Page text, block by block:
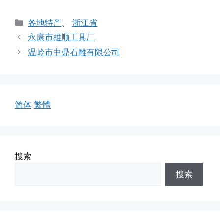
分
类
各地特产、浙江省
永康市雄顺工具厂
温岭市中鼎石雕有限公司
简体 繁體
搜索
搜索